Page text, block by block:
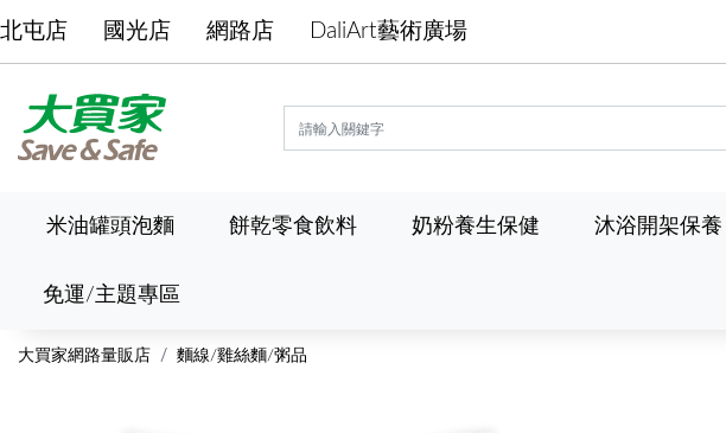
北屯店 國光店 網路店 DaliArt藝術廣場
米油罐頭泡麵 餅乾零食飲料 奶粉養生保健 沐浴開架保養
免運/主題專區
大買家網路量販店 麵線/雞絲麵/粥品